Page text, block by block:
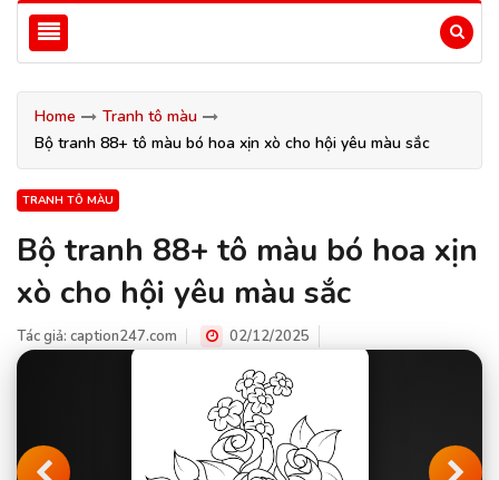
Home
Tranh tô màu
Bộ tranh 88+ tô màu bó hoa xịn xò cho hội yêu màu sắc
TRANH TÔ MÀU
Bộ tranh 88+ tô màu bó hoa xịn
xò cho hội yêu màu sắc
Tác giả: caption247.com 02/12/2025